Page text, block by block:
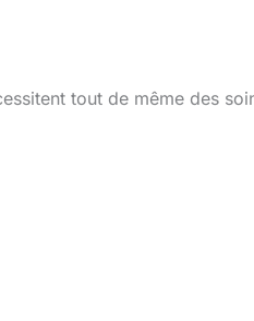
tout de même des